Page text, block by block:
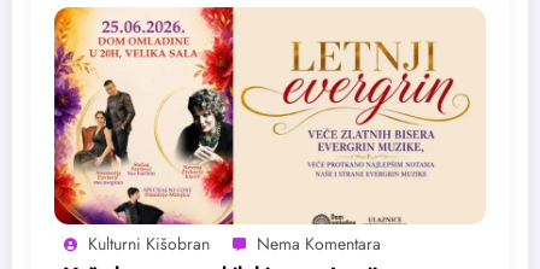
Kulturni Kišobran